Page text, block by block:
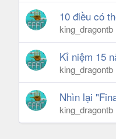
10 điều có
king_dragontb
Kỉ niệm 15
king_dragontb
Nhìn lại
king_dragontb